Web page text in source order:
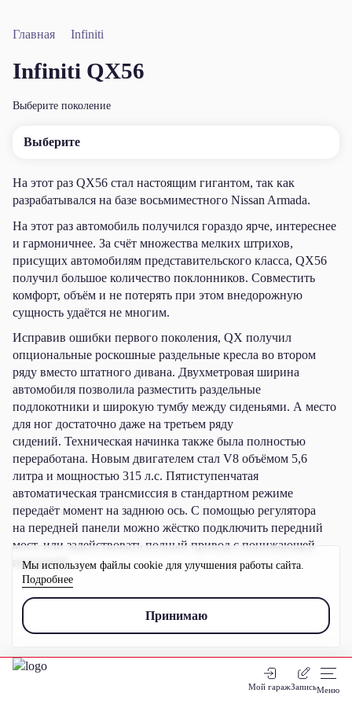
Мой гаражЗаписьМеню
Главная Infiniti
Infiniti QX56
Выберите поколение
Выберите
На этот раз QX56 стал настоящим гигантом, так как
разрабатывался на базе восьмиместного Nissan Armada.
На этот раз автомобиль получился гораздо ярче, интереснее
и гармоничнее. За счёт множества мелких штрихов,
присущих автомобилям представительского класса, QX56
получил большое количество поклонников. Совместить
комфорт, объём и не потерять при этом внедорожную
сущность удаётся не многим.
Исправив ошибки первого поколения, QX получил
опциональные роскошные раздельные кресла во втором
ряду вместо штатного дивана. Двухметровая ширина
автомобиля позволила разместить раздельные
подлокотники и широкую тумбу между сиденьями. А место
для ног достаточно даже на третьем ряду
сидений. Техническая начинка также была полностью
переработана. Новым двигателем стал V8 объёмом 5,6
литра и мощностью 315 л.с. Пятиступенчатая
автоматическая трансмиссия в стандартном режиме
передаёт момент на заднюю ось. С помощью регулятора
на передней панели можно жёстко подключить передний
мост, или задействовать полный привод с понижающей
передачей.
Мы используем файлы cookie для улучшения работы сайта.
Подробнее
Принимаю